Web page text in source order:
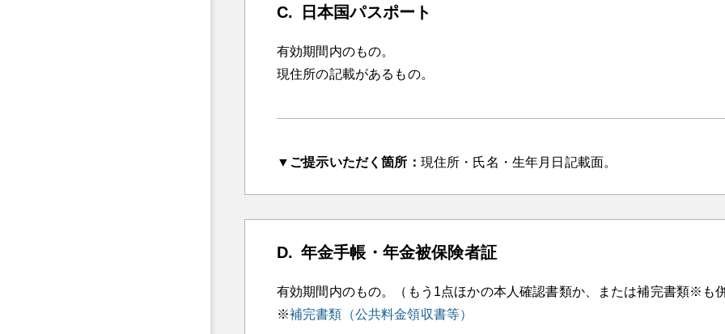
日本国パスポート
有効期間内のもの。
現住所の記載があるもの。
▼ご提示いただく箇所： 現住所・氏名・生年月日記載面。
年金手帳・年金被保険者証
有効期間内のもの。（もう1点ほかの本人確認書類か、または補完書類※も
補完書類（公共料金領収書等）